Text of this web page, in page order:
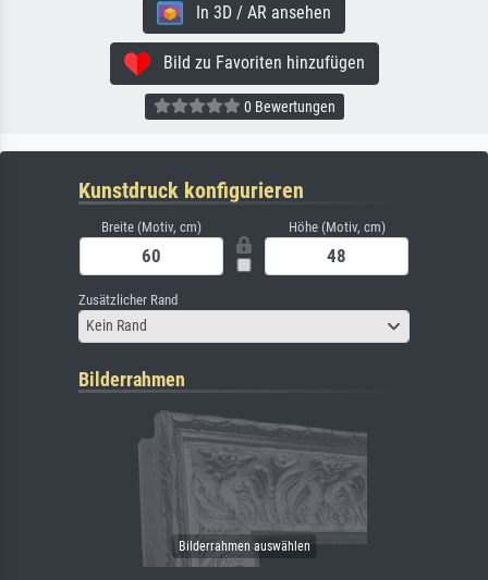
In 3D / AR ansehen
Bild zu Favoriten hinzufügen
0 Bewertungen
Kunstdruck konfigurieren
Breite (Motiv, cm) Höhe (Motiv, cm)
Zusätzlicher Rand
Kein Rand
Bilderrahmen